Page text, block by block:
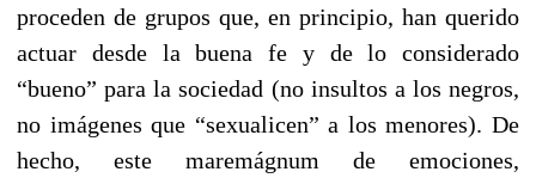
proceden de grupos que, en principio, han querido
actuar desde la buena fe y de lo considerado
“bueno” para la sociedad (no insultos a los negros,
no imágenes que “sexualicen” a los menores). De
hecho, este maremágnum de emociones,